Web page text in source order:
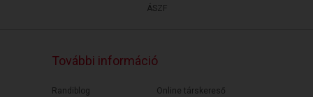
ÁSZF
További információ
Randiblog
Online társkereső